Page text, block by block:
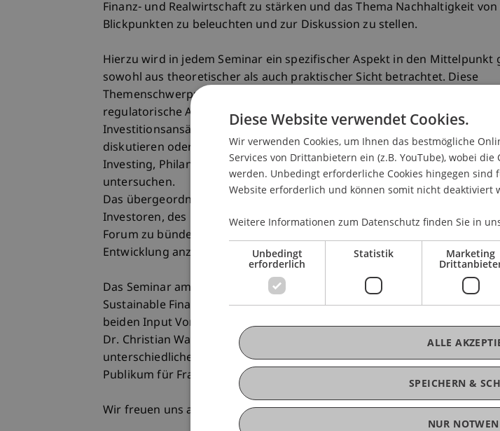
Finanz- und Realwirtschaft zu stärken und das Thema Nachhaltigkeit von
Blickpunkten zu beleuchten und zur Diskussion zu stellen.
Hierzu wird in jedem Seminar ein spezifischer Aspekt in den Mittelpunkt
sowohl aus theoretischer als auch praktischer Sicht betrachtet. Diese
Themenschwerpunkte können von gesamtwirtschaftlicher und politischer
regulatorische Aspekte beinhalten, die Integrierbarkeit von ESG-Kriterien
Investitionsansätze beleuchten, die Datengrundlage vorhandener ESG-
diskutieren oder auch im weiteren Umfeld die Schnittstellen von ESG
Investing, Philanthropie sowie den UN Sustainable Development Goals
untersuchen.
Das übergeordnete Ziel ist, die Interessen, Erwartungen und
Investoren, des privaten Sektors und von politischen
Forum zu bündeln und eine gesamtheitliche Diskussion bezüglich einer
Entwicklung anzuregen.
Das Seminar am 20. September ist dem Thema "Regulierungsfragen aus
Sustainable Finance Package - Finanzplatz, Produkte und Beratung"
beiden Input Vorträge von Dr. Reto Degen, Finanzmarktaufsicht
Dr. Christian Waigel, Waigel Rechtsanwälte, behandeln die Thematik aus
unterschiedlichen Perspektiven. In der anschliessenden Diskussion
Publikum für Fragen zur Verfügung.
Wir freuen uns auf Ihre Teilnahme sowie eine spannende und angeregte
Diese Website verwendet Cookies.
Wir verwenden Cookies, um Ihnen das bestmögliche
Services von Drittanbietern ein (z.B. YouTube), wobei
werden. Unbedingt erforderliche Cookies hingegen
Website erforderlich und können somit nicht deaktiviert
Weitere Informationen zum Datenschutz finden Sie in
Unbedingt
erforderlich
Statistik Marketing
SPEICHERN &
ALLE
NUR